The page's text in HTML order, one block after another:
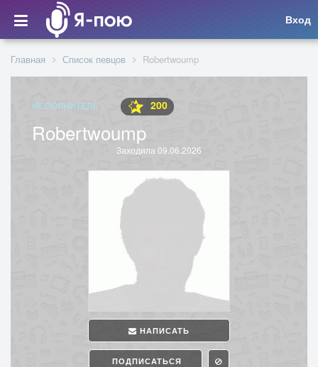
Вход
Главная Список певцов Robertwoump
ИСПОЛНИТЕЛЬ 200
Robertwoump
Заходила 09.06.2026
НАПИСАТЬ
ПОДПИСАТЬСЯ